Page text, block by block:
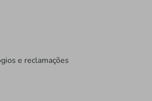
e reclamações